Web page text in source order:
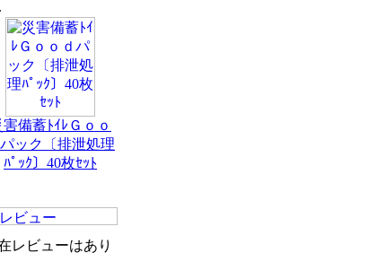
害備蓄ﾄｲﾚＧｏｏ
パック〔排泄処理
ﾊﾟｯｸ〕40枚ｾｯﾄ
レビューはあり